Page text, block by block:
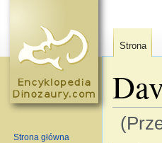
Strona
Strona główna